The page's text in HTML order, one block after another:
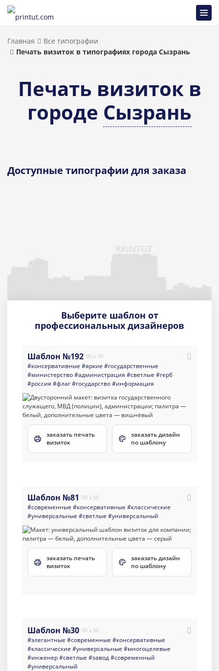
Главная
Все типографии
Печать визиток в типографиях города Сызрань
Печать визиток в
городе Сызрань
Доступные типографии для заказа
Выберите шаблон от
профессиональных дизайнеров
Шаблон №192 90 x 50
#консервативные #яркие #государственные
#министерство#администрация #светлые #герб
#россия #флаг#государство#информация
заказать печать
визиток
заказать дизайн
по шаблону
Шаблон №81 90 x 50
#современные #консервативные #классические
#универсальные #светлые #универсальный
заказать печать
визиток
заказать дизайн
по шаблону
Шаблон №30 90 x 50
#элегантные #современные #консервативные
#классические #универсальные #многоцелевые
#инженер#светлые #завод#современный
#универсальный